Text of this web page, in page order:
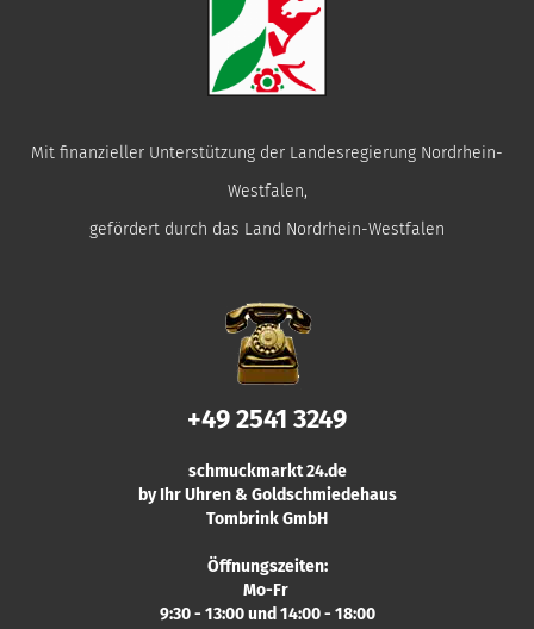
Mit finanzieller Unterstützung der Landesregierung Nordrhein-
Westfalen,
gefördert durch das Land Nordrhein-Westfalen
+49 2541 3249
schmuckmarkt 24.de
by Ihr Uhren & Goldschmiedehaus
Tombrink GmbH
Öffnungszeiten:
Mo-Fr
9:30 - 13:00 und 14:00 - 18:00